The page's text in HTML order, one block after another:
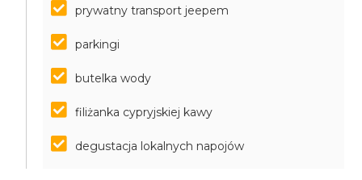
prywatny transport jeepem
parkingi
butelka wody
filiżanka cypryjskiej kawy
degustacja lokalnych napojów